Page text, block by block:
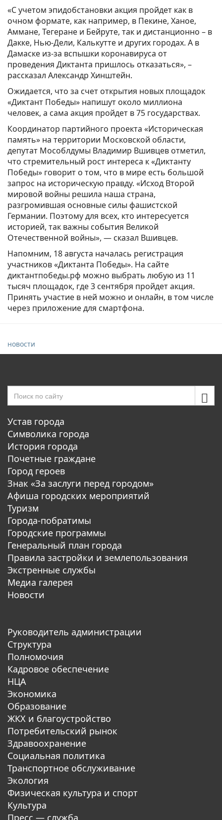
«С учетом эпидобстановки акция пройдет как в
очном формате, как например, в Пекине, Ханое,
Аммане, Тегеране и Бейруте, так и дистанционно – в
Дакке, Нью-Дели, Калькутте и других городах. А в
Дамаске из-за вспышки коронавируса от
проведения Диктанта пришлось отказаться», –
рассказал Александр Хинштейн.
Ожидается, что за счет открытия новых площадок
«Диктант Победы» напишут около миллиона
человек, а сама акция пройдет в 75 государствах.
Координатор партийного проекта «Историческая
память» на территории Московской области,
депутат Мособлдумы Владимир Вшивцев отметил,
что стремительный рост интереса к «Диктанту
Победы» говорит о том, что в мире есть большой
запрос на историческую правду. «Исход Второй
мировой войны решила наша страна,
разгромившая основные силы фашистской
Германии. Поэтому для всех, кто интересуется
историей, так важны события Великой
Отечественной войны», — сказал Вшивцев.
Напомним, 18 августа началась регистрация
участников «Диктанта Победы». На сайте
диктантпобеды.рф можно выбрать любую из 11
тысяч площадок, где 3 сентября пройдет акция.
Принять участие в ней можно и онлайн, в том числе
через приложение для смартфона.
новости
Устав города
Символика города
История города
Почетные граждане
Город героев
Знак «За заслуги перед городом»
Афиша городских мероприятий
Туризм
Города-побратимы
Городские программы
Генеральный план города
Правила застройки и землепользования
Экстренные службы
Медиа галерея
Новости
Руководитель администрации
Структура
Полномочия
Кадровое обеспечение
НЦА
Экономика
Образование
ЖКХ и благоустройство
Потребительский рынок
Здравоохранение
Социальная политика
Транспортное обслуживание
Экология
Физическая культура и спорт
Культура
Пресс — служба